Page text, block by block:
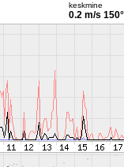
keskmine
0.2 m/s 150°